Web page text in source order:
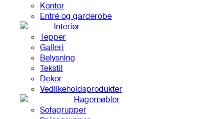
Kontor
Entré og garderobe
Interiør
Tepper
Galleri
Belysning
Tekstil
Dekor
Vedlikeholdsprodukter
Hagemøbler
Sofagrupper